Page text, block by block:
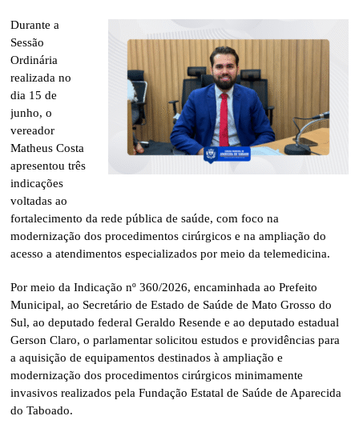
Durante a
Sessão
Ordinária
realizada no
dia 15 de
junho, o
vereador
Matheus Costa
apresentou três
indicações
voltadas ao
fortalecimento da rede pública de saúde, com foco na
modernização dos procedimentos cirúrgicos e na ampliação do
acesso a atendimentos especializados por meio da telemedicina.
Por meio da Indicação nº 360/2026, encaminhada ao Prefeito
Municipal, ao Secretário de Estado de Saúde de Mato Grosso do
Sul, ao deputado federal Geraldo Resende e ao deputado estadual
Gerson Claro, o parlamentar solicitou estudos e providências para
a aquisição de equipamentos destinados à ampliação e
modernização dos procedimentos cirúrgicos minimamente
invasivos realizados pela Fundação Estatal de Saúde de Aparecida
do Taboado.